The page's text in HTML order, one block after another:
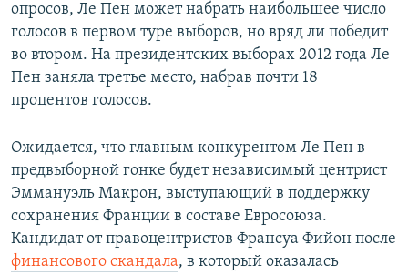
опросов, Ле Пен может набрать наибольшее число
голосов в первом туре выборов, но вряд ли победит
во втором. На президентских выборах 2012 года Ле
Пен заняла третье место, набрав почти 18
процентов голосов.
Ожидается, что главным конкурентом Ле Пен в
предвыборной гонке будет независимый центрист
Эммануэль Макрон, выступающий в поддержку
сохранения Франции в составе Евросоюза.
Кандидат от правоцентристов Франсуа Фийон после
финансового скандала, в который оказалась